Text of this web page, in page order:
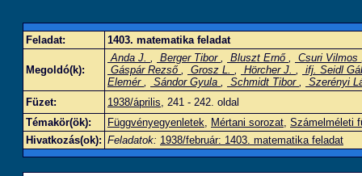
Feladat: 1403. matematika feladat
Megoldó(k):
Anda J. , Berger Tibor , Bluszt Ernő , Csuri Vilmos
Gáspár Rezső , Grosz L. , Hörcher J. ,
ifj. Seidl
Elemér , Sándor Gyula , Schmidt Tibor ,
Szerényi
Füzet:
1938/április, 241 - 242. oldal
Témakör(ök):
Függvényegyenletek, Mértani sorozat, Számelméleti
Hivatkozás(ok): Feladatok: 1938/február: 1403. matematika feladat